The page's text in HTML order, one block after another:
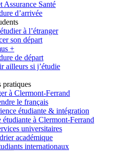
Assurance Santé
d’arrivée
à l’étranger
son départ
+
de départ
ailleurs si j’étudie
pratiques
à Clermont-Ferrand
le français
étudiante & intégration
étudiante à Clermont-Ferrand
universitaires
académique
internationaux